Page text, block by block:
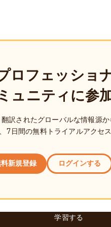
ロフェッショ
ュニティに参
訳されたグローバルな情報源か
7日間の無料トライアルアクセ
新規登録 ログインする
学習する